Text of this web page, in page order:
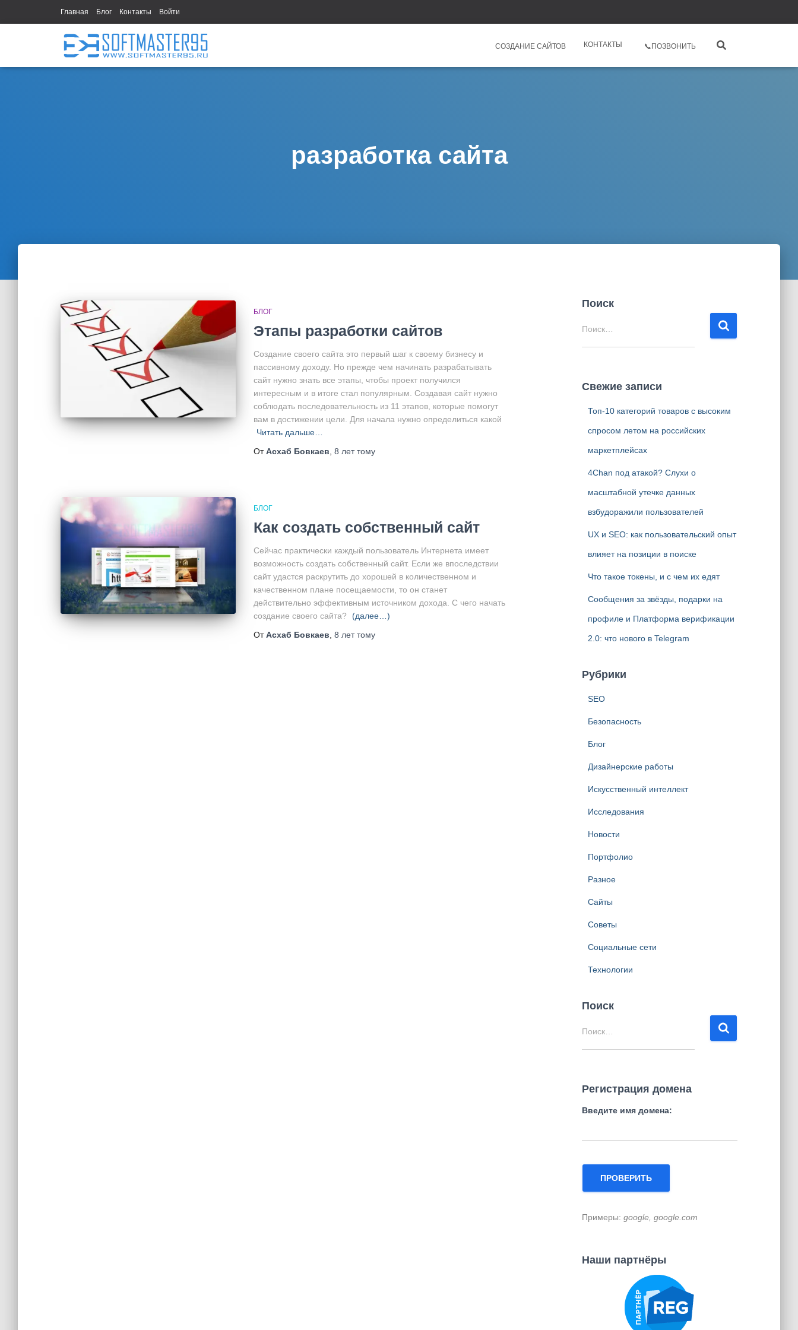
Главная Блог Контакты Войти
СОЗДАНИЕ САЙТОВ КОНТАКТЫ 📞ПОЗВОНИТЬ
разработка сайта
БЛОГ
Этапы разработки сайтов
Создание своего сайта это первый шаг к своему бизнесу и
пассивному доходу. Но прежде чем начинать разрабатывать
сайт нужно знать все этапы, чтобы проект получился
интересным и в итоге стал популярным. Создавая сайт нужно
соблюдать последовательность из 11 этапов, которые помогут
вам в достижении цели. Для начала нужно определиться какой
Читать дальше…
ОтАсхаб Бовкаев 8 леттому
БЛОГ
Как создать собственный сайт
Сейчас практически каждый пользователь Интернета имеет
возможность создать собственный сайт. Если же впоследствии
сайт удастся раскрутить до хорошей в количественном и
качественном плане посещаемости, то он станет
действительно эффективным источником дохода. С чего начать
создание своего сайта?
(далее…)
ОтАсхаб Бовкаев 8 леттому
Поиск
Н
й
:
Поиск…
Свежие записи
Топ-10 категорий товаров с высоким
спросом летом на российских
маркетплейсах
4Chan под атакой? Слухи о
масштабной утечке данных
взбудоражили пользователей
UX и SEO: как пользовательский опыт
влияет на позиции в поиске
Что такое токены, и с чем их едят
Сообщения за звёзды, подарки на
профиле и Платформа верификации
2.0: что нового в Telegram
Рубрики
SEO
Безопасность
Блог
Дизайнерские работы
Искусственный интеллект
Исследования
Новости
Портфолио
Разное
Сайты
Советы
Социальные сети
Технологии
Поиск
Н
й
:
Поиск…
Регистрация домена
Введите имя домена:
ПРОВЕРИТЬ
Примеры: google, google.com
Наши партнёры